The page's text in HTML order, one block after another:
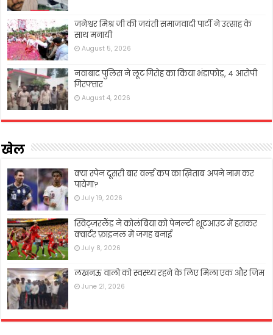
जनेश्वर मिश्र जी की जयंती समाजवादी पार्टी ने उत्साह के
साथ मनायी
August 5, 2026
नवाबाद पुलिस ने लूट गिरोह का किया भंडाफोड़, 4 आरोपी
गिरफ्तार
August 4, 2026
खेल
क्या स्पेन दूसरी बार वर्ल्ड कप का ख़िताब अपने नाम कर
पायेगा?
July 19, 2026
स्विट्ज़रलैंड ने कोलंबिया को पेनल्टी शूटआउट में हराकर
क्वार्टर फ़ाइनल में जगह बनाई
July 8, 2026
लखनऊ वालो को स्वस्थ्य रहने के लिए मिला एक और जिम
June 21, 2026